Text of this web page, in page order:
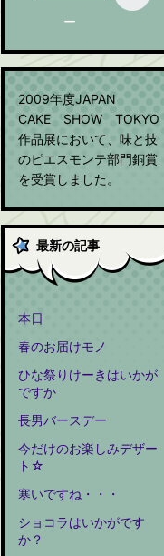
ー
2009年度JAPAN
CAKE SHOW TOKYO
作品展において、味と技
のピエスモンテ部門銅賞
を受賞しました。
最新の記事
本日
春のお届けモノ
ひな祭りけーきはいかが
ですか
長男バースデー
今だけのお楽しみデザー
ト☆
寒いですね・・・
ショコラはいかがです
か？